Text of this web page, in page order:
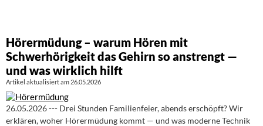
Hörermüdung – warum Hören mit
Schwerhörigkeit das Gehirn so anstrengt —
und was wirklich hilft
Artikel aktualisiert am 26.05.2026
26.05.2026 --- Drei Stunden Familienfeier, abends erschöpft? Wir
erklären, woher Hörermüdung kommt — und was moderne Technik